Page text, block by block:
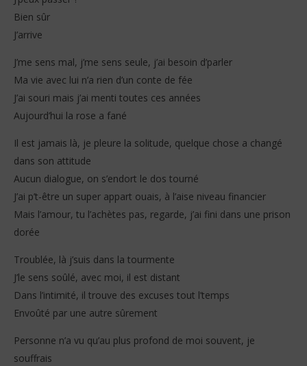
Lyna Mahyem ft Imen Es – Tout se sait (Lyrics)
janvier
Stone
Bien sûr
J’arrive
J’me sens mal, j’me sens seule, j’ai besoin d’parler
Ma vie avec lui n’a rien d’un conte de fée
J’ai souri mais j’ai menti toutes ces années
Aujourd’hui la rose a fané
Il est jamais là, je pleure la solitude, quelque chose a changé
dans son attitude
Aucun dialogue, on s’endort le dos tourné
J’ai p’t-être un super appart ouais, à l’aise niveau financier
Mais l’amour, tu l’achètes pas, regarde, j’ai fini dans une prison
dorée
Troublée, là j’suis dans la tourmente
J’le sens soûlé, avec moi, il est distant
Dans l’intimité, il trouve des excuses tout l’temps
Envoûté par une autre sûrement
Personne n’a vu qu’au plus profond de moi souvent, je
souffrais